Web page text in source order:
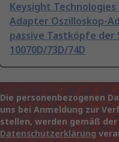
Keysight Technologies
Adapter Oszilloskop-
passive Tastköpfe der
10070D/73D/74D
Die personenbezogenen
uns bei Anmeldung zur
stellen, werden gemäß der
Datenschutzerklärung